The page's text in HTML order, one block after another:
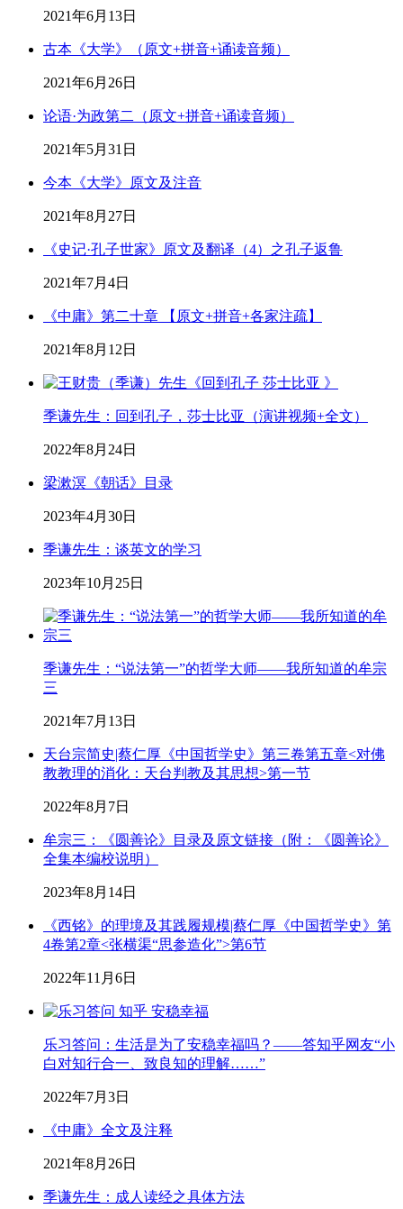
2021年6月13日
古本《大学》（原文+拼音+诵读音频）
2021年6月26日
论语·为政第二（原文+拼音+诵读音频）
2021年5月31日
今本《大学》原文及注音
2021年8月27日
《史记·孔子世家》原文及翻译（4）之孔子返鲁
2021年7月4日
《中庸》第二十章 【原文+拼音+各家注疏】
2021年8月12日
季谦先生：回到孔子，莎士比亚（演讲视频+全文）
2022年8月24日
梁漱溟《朝话》目录
2023年4月30日
季谦先生：谈英文的学习
2023年10月25日
季谦先生：“说法第一”的哲学大师——我所知道的牟宗
三
2021年7月13日
天台宗简史|蔡仁厚《中国哲学史》第三卷第五章<对佛
教教理的消化：天台判教及其思想>第一节
2022年8月7日
牟宗三：《圆善论》目录及原文链接（附：《圆善论》
全集本编校说明）
2023年8月14日
《西铭》的理境及其践履规模|蔡仁厚《中国哲学史》第
4卷第2章<张横渠“思参造化”>第6节
2022年11月6日
乐习答问：生活是为了安稳幸福吗？——答知乎网友“小
白对知行合一、致良知的理解……”
2022年7月3日
《中庸》全文及注释
2021年8月26日
季谦先生：成人读经之具体方法